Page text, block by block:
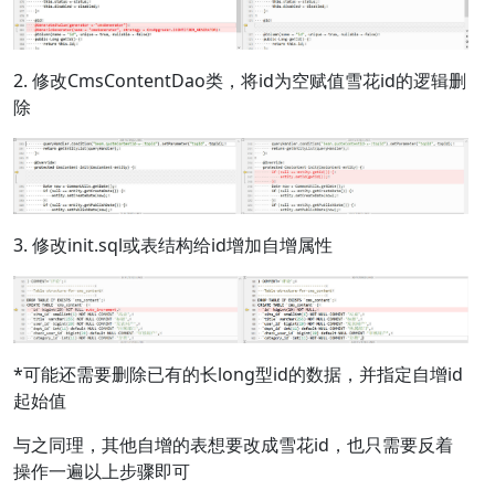
2. 修改CmsContentDao类，将id为空赋值雪花id的逻辑删
除
3. 修改init.sql或表结构给id增加自增属性
*可能还需要删除已有的长long型id的数据，并指定自增id
起始值
与之同理，其他自增的表想要改成雪花id，也只需要反着
操作一遍以上步骤即可